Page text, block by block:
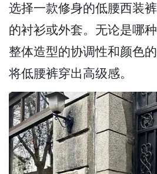
选择一款修身的低腰西装
的衬衫或外套。无论是哪
整体造型的协调性和颜色
将低腰裤穿出高级感。